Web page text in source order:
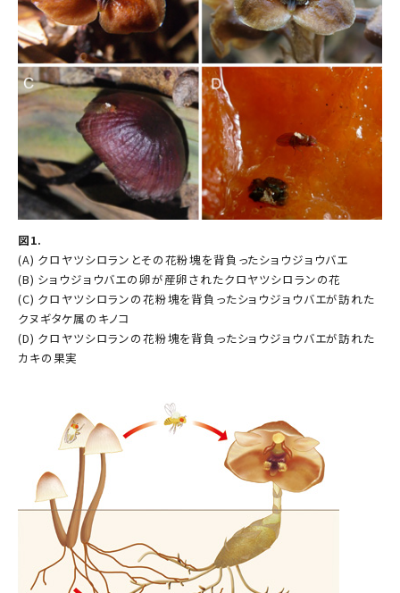
図1.
(A) クロヤツシロランとその花粉塊を背負ったショウジョウバエ
(B) ショウジョウバエの卵が産卵されたクロヤツシロランの花
(C) クロヤツシロランの花粉塊を背負ったショウジョウバエが訪れた
クヌギタケ属のキノコ
(D) クロヤツシロランの花粉塊を背負ったショウジョウバエが訪れた
カキの果実